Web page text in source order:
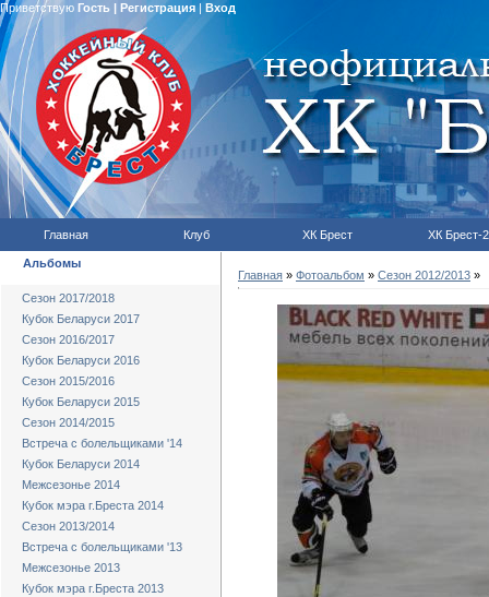
Приветствую Гость | Регистрация| Вход
Главная Клуб ХК Брест ХК Брест-2
Альбомы
Сезон 2017/2018
Кубок Беларуси 2017
Сезон 2016/2017
Кубок Беларуси 2016
Сезон 2015/2016
Кубок Беларуси 2015
Сезон 2014/2015
Встреча с болельщиками '14
Кубок Беларуси 2014
Межсезонье 2014
Кубок мэра г.Бреста 2014
Сезон 2013/2014
Встреча с болельщиками '13
Межсезонье 2013
Кубок мэра г.Бреста 2013
Главная » Фотоальбом » Сезон 2012/2013 »